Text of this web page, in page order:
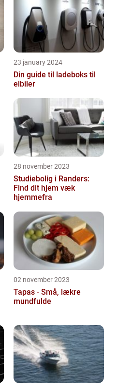
23 january 2024
Din guide til ladeboks til
elbiler
28 november 2023
Studiebolig i Randers:
Find dit hjem væk
hjemmefra
02 november 2023
Tapas - Små, lækre
mundfulde